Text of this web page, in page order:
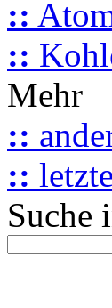
::
::
Mehr
::
::
Suche